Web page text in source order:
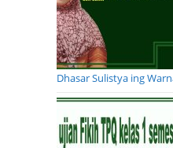
Dhasar Sulistya ing